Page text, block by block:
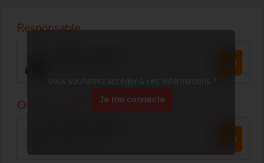
Vous souhaitez accéder à ces informations ?
Je me connecte